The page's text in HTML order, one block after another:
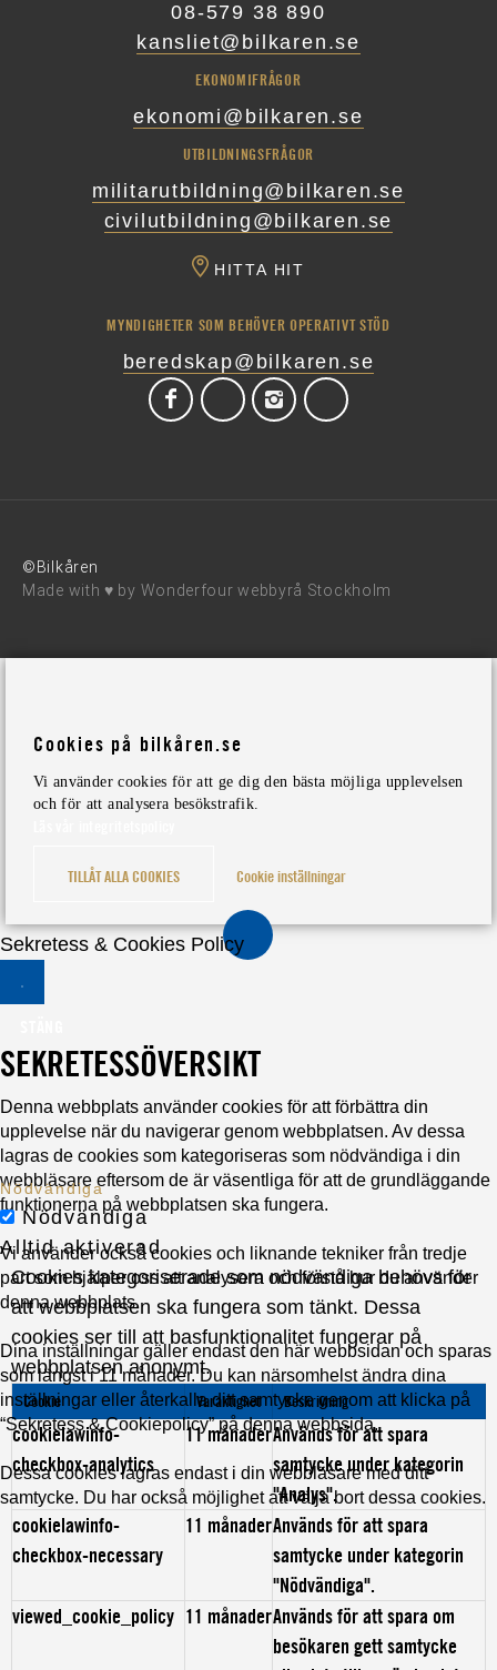
08-579 38 890
kansliet@bilkaren.se
EKONOMIFRÅGOR
ekonomi@bilkaren.se
UTBILDNINGSFRÅGOR
militarutbildning@bilkaren.se
civilutbildning@bilkaren.se
HITTA HIT
MYNDIGHETER SOM BEHÖVER OPERATIVT STÖD
beredskap@bilkaren.se
©Bilkåren
Made with ♥ by Wonderfour webbyrå Stockholm
Cookies på bilkåren.se
Vi använder cookies för att ge dig den bästa möjliga upplevelsen
och för att analysera besökstrafik.
TILLÅT ALLA COOKIES Cookie inställningar
Sekretess & Cookies Policy
SEKRETESSÖVERSIKT
Denna webbplats använder cookies för att förbättra din
upplevelse när du navigerar genom webbplatsen. Av dessa
lagras de cookies som kategoriseras som nödvändiga i din
webbläsare eftersom de är väsentliga för att de grundläggande
funktionerna på webbplatsen ska fungera.
Vi använder också cookies och liknande tekniker från tredje
part som hjälper oss att analysera och förstå hur du använder
denna webbplats.
Dina inställningar gäller endast den här webbsidan och sparas
som längst i 11 månader. Du kan närsomhelst ändra dina
inställningar eller återkalla ditt samtycke genom att klicka på
“Sekretess & Cookiepolicy” på denna webbsida.
Dessa cookies lagras endast i din webbläsare med ditt
samtycke. Du har också möjlighet att välja bort dessa cookies.
Nödvändiga
Nödvändiga
Alltid aktiverad
Cookies kategoriserade som nödvändiga behövs för
att webbplatsen ska fungera som tänkt. Dessa
cookies ser till att basfunktionalitet fungerar på
webbplatsen anonymt.
Cookie Varaktighet Beskrivning
cookielawinfo-
checkbox-analytics
11 månaderAnvänds för att spara
samtycke under kategorin
"Analys".
cookielawinfo-
checkbox-necessary
11 månaderAnvänds för att spara
samtycke under kategorin
"Nödvändiga".
viewed_cookie_policy 11 månaderAnvänds för att spara om
besökaren gett samtycke